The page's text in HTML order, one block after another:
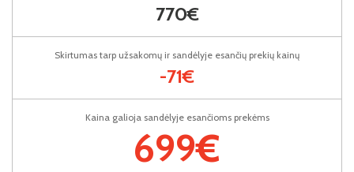
Kaina galioja sandėlyje esančioms prekėms
699€
770€
Skirtumas tarp užsakomų ir sandėlyje esančių prekių kainų
-71€